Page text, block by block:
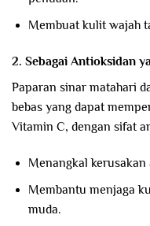
Membuat kulit wajah
2. Sebagai Antioksidan
Paparan sinar matahari
bebas yang dapat
Vitamin C, dengan sifat
Menangkal kerusakan
Membantu menjaga
muda.